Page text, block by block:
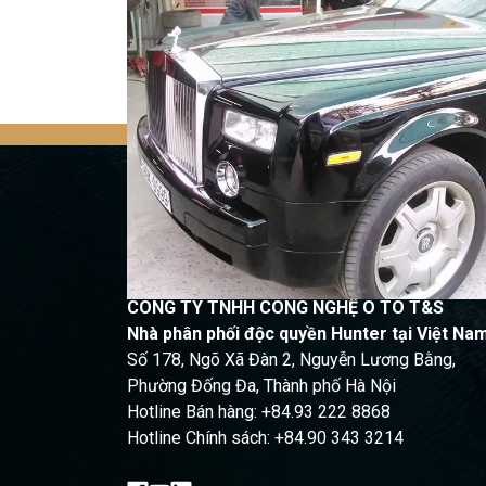
Quay trở lại
CÔNG TY TNHH CÔNG NGHỆ Ô TÔ T&S
Nhà phân phối độc quyền Hunter tại Việt
Số 178, Ngõ Xã Đàn 2, Nguyễn Lương Bằng,
Phường Đống Đa, Thành phố Hà Nội
Hotline Bán hàng: +84.93 222 8868
Hotline Chính sách: +84.90 343 3214